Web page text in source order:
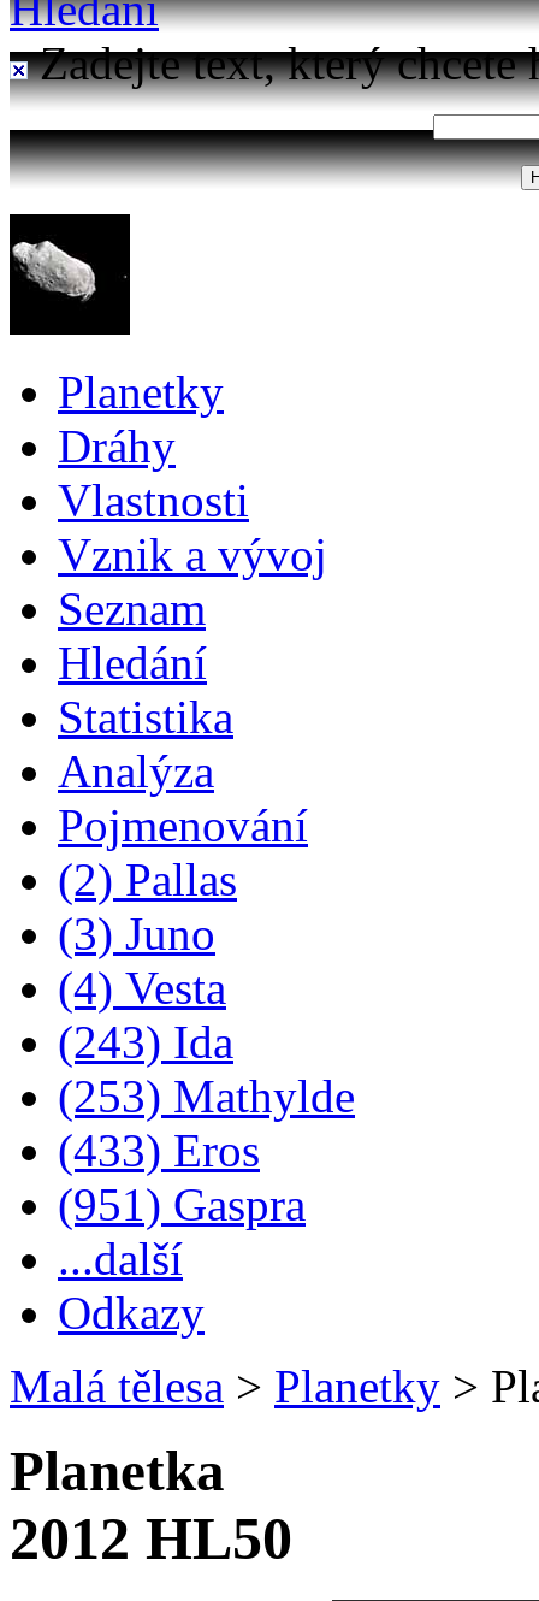
Zadejte text, který chcete
Planetky
Dráhy
Vlastnosti
Vznik a vývoj
Seznam
Hledání
Statistika
Analýza
Pojmenování
(2) Pallas
(3) Juno
(4) Vesta
(243) Ida
(253) Mathylde
(433) Eros
(951) Gaspra
...další
Odkazy
Malá tělesa > Planetky >
Planetka
2012 HL50